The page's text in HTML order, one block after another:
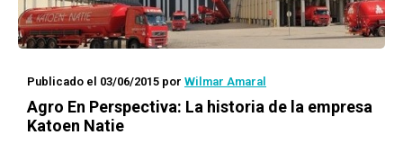
Publicado el 03/06/2015 por Wilmar Amaral
Agro En Perspectiva: La historia de la empresa
Katoen Natie